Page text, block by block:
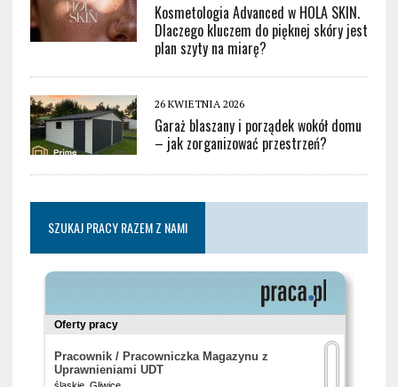
Kosmetologia Advanced w HOLA SKIN.
Dlaczego kluczem do pięknej skóry jest
plan szyty na miarę?
26 KWIETNIA 2026
Garaż blaszany i porządek wokół domu
– jak zorganizować przestrzeń?
SZUKAJ PRACY RAZEM Z NAMI